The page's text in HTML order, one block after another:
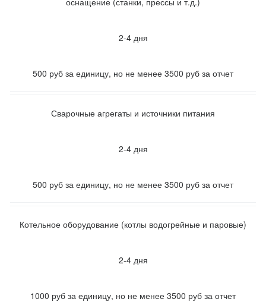
2-4 дня
500 руб за единицу, но не менее 3500 руб за отчет
Сварочные агрегаты и источники питания
2-4 дня
500 руб за единицу, но не менее 3500 руб за отчет
Котельное оборудование (котлы водогрейные и паровые)
2-4 дня
1000 руб за единицу, но не менее 3500 руб за отчет